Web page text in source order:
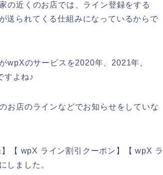
の近くのお店では、ライン登録をする
送られてくる仕組みになっているからで
wpXのサービスを2020年、2021年、
すよね♪
お店のラインなどでお知らせをしていな
【 wpX ライン割引クーポン】【 wpX ラ
しました。